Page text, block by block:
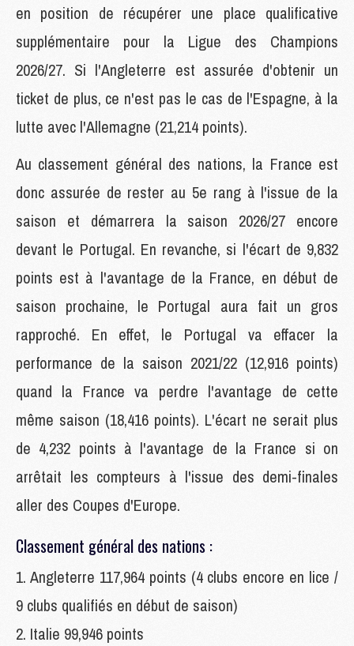
en position de récupérer une place qualificative
supplémentaire pour la Ligue des Champions
2026/27. Si l'Angleterre est assurée d'obtenir un
ticket de plus, ce n'est pas le cas de l'Espagne, à la
lutte avec l'Allemagne (21,214 points).
Au classement général des nations, la France est
donc assurée de rester au 5e rang à l'issue de la
saison et démarrera la saison 2026/27 encore
devant le Portugal. En revanche, si l'écart de 9,832
points est à l'avantage de la France, en début de
saison prochaine, le Portugal aura fait un gros
rapproché. En effet, le Portugal va effacer la
performance de la saison 2021/22 (12,916 points)
quand la France va perdre l'avantage de cette
même saison (18,416 points). L'écart ne serait plus
de 4,232 points à l'avantage de la France si on
arrêtait les compteurs à l'issue des demi-finales
aller des Coupes d'Europe.
Classement général des nations :
1. Angleterre 117,964 points (4 clubs encore en lice /
9 clubs qualifiés en début de saison)
2. Italie 99,946 points